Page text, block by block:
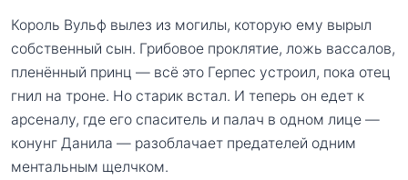
Король Вульф вылез из могилы, которую ему вырыл
собственный сын. Грибовое проклятие, ложь вассалов,
пленённый принц — всё это Герпес устроил, пока отец
гнил на троне. Но старик встал. И теперь он едет к
арсеналу, где его спаситель и палач в одном лице —
конунг Данила — разоблачает предателей одним
ментальным щелчком.